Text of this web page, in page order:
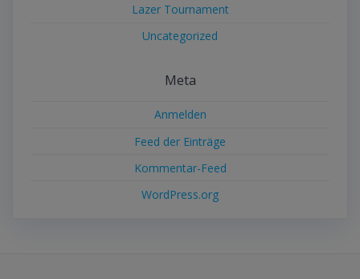
Lazer Tournament
Uncategorized
Meta
Anmelden
Feed der Einträge
Kommentar-Feed
WordPress.org